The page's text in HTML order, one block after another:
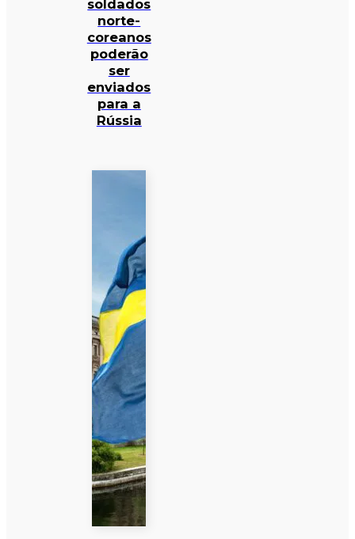
soldados
norte-
coreanos
poderão
ser
enviados
para a
Rússia